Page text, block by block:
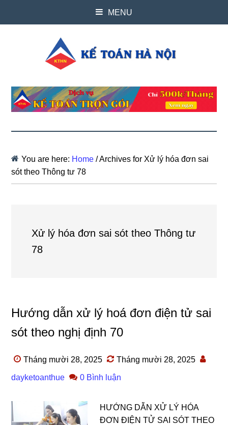
MENU
You are here: Home /Archives for Xử lý hóa đơn sai
sót theo Thông tư 78
Xử lý hóa đơn sai sót theo Thông tư
78
Hướng dẫn xử lý hoá đơn điện tử sai
sót theo nghị định 70
Tháng mười 28, 2025 Tháng mười 28, 2025
dayketoanthue 0 Bình luận
HƯỚNG DẪN XỬ LÝ HÓA
ĐƠN ĐIỆN TỬ SAI SÓT THEO